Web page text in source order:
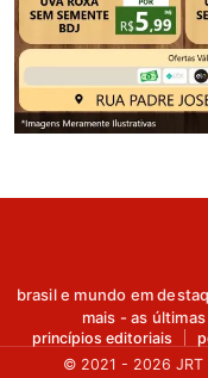
brasil e mundo em
mais - as
princípios editoriais
© 2021 - 2026 JRT